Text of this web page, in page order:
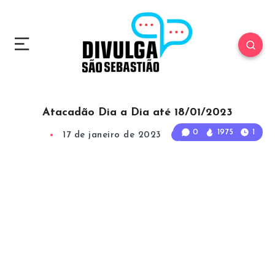
0 1975 1
Atacadão Dia a Dia até 18/01/2023
17 de janeiro de 2023 Min Read